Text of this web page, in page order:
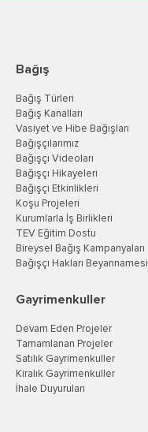
Bağış
Bağış Türleri
Bağış Kanalları
Vasiyet ve Hibe Bağışları
Bağışçılarımız
Bağışçı Videoları
Bağışçı Hikayeleri
Bağışçı Etkinlikleri
Koşu Projeleri
Kurumlarla İş Birlikleri
TEV Eğitim Dostu
Bireysel Bağış Kampanyaları
Bağışçı Hakları Beyannamesi
Gayrimenkuller
Devam Eden Projeler
Tamamlanan Projeler
Satılık Gayrimenkuller
Kiralık Gayrimenkuller
İhale Duyuruları